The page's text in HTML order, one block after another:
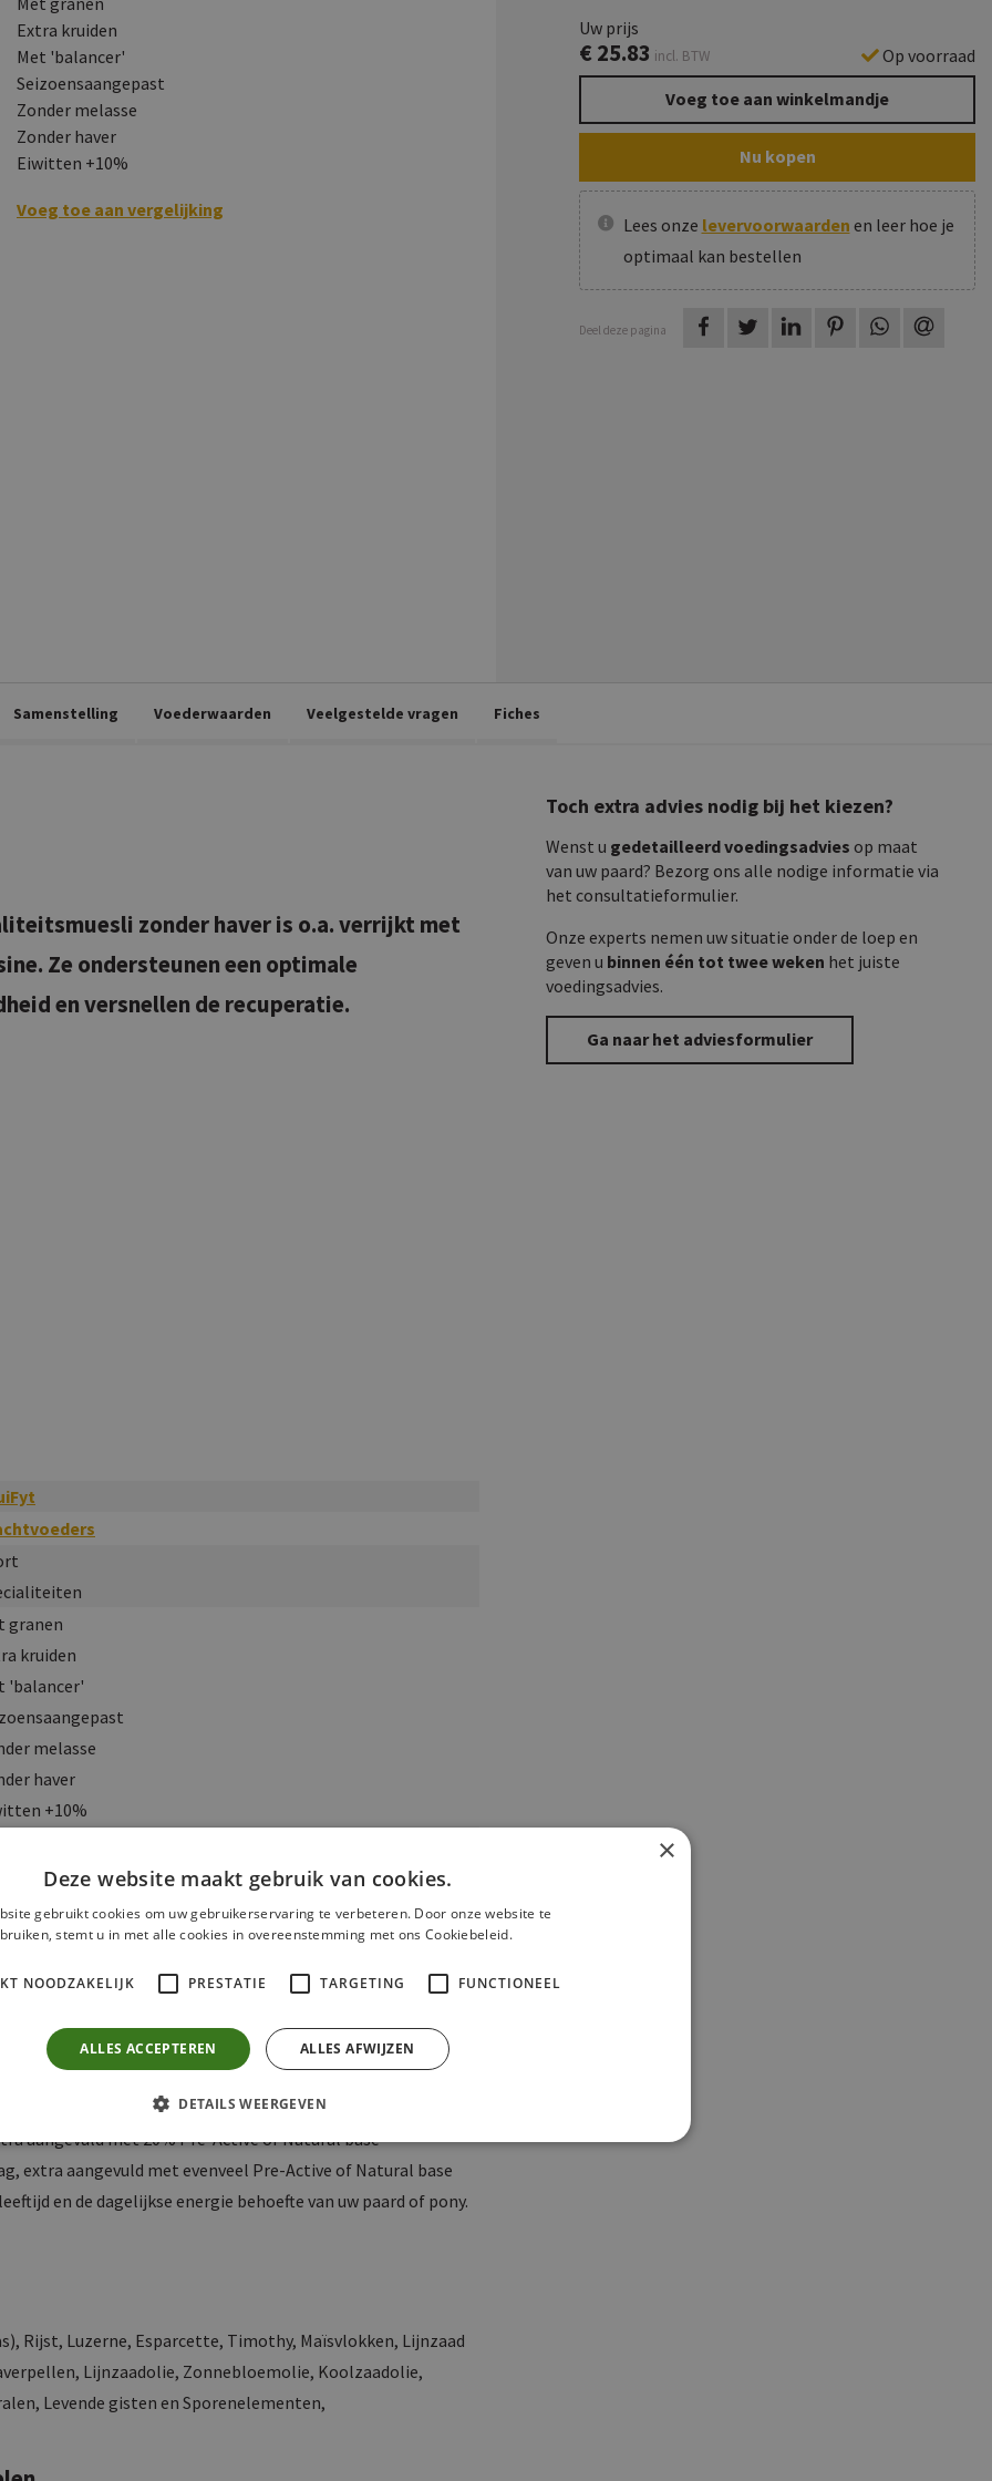
Extra kruiden
Met 'balancer'
Seizoensaangepast
Zonder melasse
Zonder haver
Eiwitten +10%
Bekijk vergelijking
Voeg toe aan vergelijking
Uw prijs
€ 25.83 incl. BTW
Op voorraad
Voeg toe aan winkelmandje
Nu kopen
Lees onze levervoorwaarden en leer hoe je
optimaal kan bestellen
Deel deze pagina op Facebookop Twitterop LinkedInop Pinterest
op
Samenstelling Voederwaarden Veelgestelde vragen Fiches
zonder haver is o.a. verrijkt met
Ze ondersteunen een optimale
en versnellen de recuperatie.
granen
kruiden
'balancer'
melasse
haver
+10%
recuperatie
energie
paarden
met 20% Pre-Active of Natural base
met 20% Pre-Active of Natural base
aangevuld met 20% Pre-Active of Natural base
extra aangevuld met evenveel Pre-Active of Natural base
en de dagelijkse energie behoefte van uw paard of pony.
Rijst, Luzerne, Esparcette, Timothy, Maïsvlokken, Lijnzaad
Lijnzaadolie, Zonnebloemolie, Koolzaadolie,
Levende gisten en Sporenelementen,
Toch extra advies nodig bij het kiezen?
Wenst u gedetailleerd voedingsadvies op maat
van uw paard? Bezorg ons alle nodige informatie via
het consultatieformulier.
Onze experts nemen uw situatie onder de loep en
geven u binnen één tot twee weken het juiste
voedingsadvies.
Ga naar het adviesformulier
×
Deze website maakt gebruik van cookies.
gebruikt cookies om uw gebruikerservaring te verbeteren. Door onze website te
stemt u in met alle cookies in overeenstemming met ons Cookiebeleid.
NOODZAKELIJK PRESTATIE TARGETING FUNCTIONEEL
ALLES ACCEPTEREN ALLES AFWIJZEN
DETAILS WEERGEVEN